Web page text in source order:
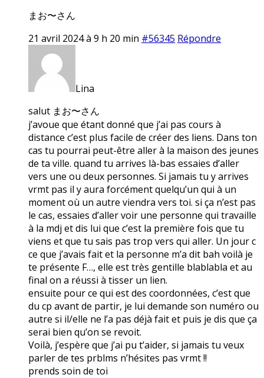
まお〜さん
21 avril 2024 à 9 h 20 min #56345 Répondre
Lina
salut まお〜さん
j’avoue que étant donné que j’ai pas cours à
distance c’est plus facile de créer des liens. Dans ton
cas tu pourrai peut-être aller à la maison des jeunes
de ta ville. quand tu arrives là-bas essaies d’aller
vers une ou deux personnes. Si jamais tu y arrives
vrmt pas il y aura forcément quelqu’un qui à un
moment où un autre viendra vers toi. si ça n’est pas
le cas, essaies d’aller voir une personne qui travaille
à la mdj et dis lui que c’est la première fois que tu
viens et que tu sais pas trop vers qui aller. Un jour c
ce que j’avais fait et la personne m’a dit bah voilà je
te présente F…, elle est très gentille blablabla et au
final on a réussi à tisser un lien.
ensuite pour ce qui est des coordonnées, c’est que
du cp avant de partir, je lui demande son numéro ou
autre si il/elle ne l’a pas déjà fait et puis je dis que ça
serai bien qu’on se revoit.
Voilà, j’espère que j’ai pu t’aider, si jamais tu veux
parler de tes prblms n’hésites pas vrmt !!
prends soin de toi